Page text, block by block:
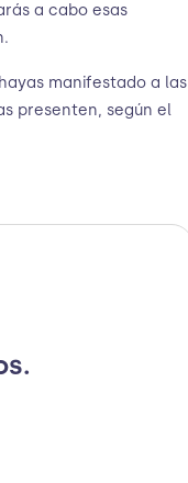
a cabo esas
manifestado a las
presenten, según el